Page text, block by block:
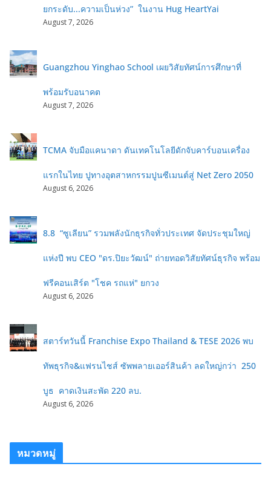
ยกระดับ...ความเป็นห่วง” ในงาน Hug HeartYai
August 7, 2026
Guangzhou Yinghao School เผยวิสัยทัศน์การศึกษาที่
พร้อมรับอนาคต
August 7, 2026
TCMA จับมือแคนาดา ดันเทคโนโลยีดักจับคาร์บอนเครื่อง
แรกในไทย ปูทางอุตสาหกรรมปูนซีเมนต์สู่ Net Zero 2050
August 6, 2026
8.8 “ซูเลียน” รวมพลังนักธุรกิจทั่วประเทศ จัดประชุมใหญ่
แห่งปี พบ CEO "ดร.ปิยะวัฒน์" ถ่ายทอดวิสัยทัศน์ธุรกิจ พร้อม
ฟรีคอนเสิร์ต "โชค รถแห่" ยกวง
August 6, 2026
สตาร์ทวันนี้ Franchise Expo Thailand & TESE 2026 พบ
ทัพธุรกิจ&แฟรนไชส์ ซัพพลายเออร์สินค้า ลดใหญ่กว่า 250
บูธ คาดเงินสะพัด 220 ลบ.
August 6, 2026
หมวดหมู่